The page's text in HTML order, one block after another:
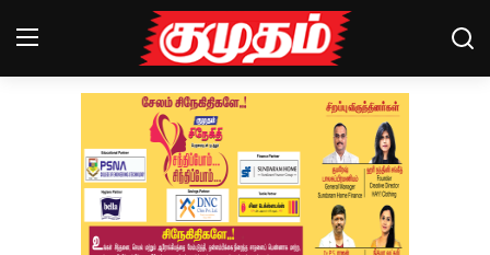
Magazines